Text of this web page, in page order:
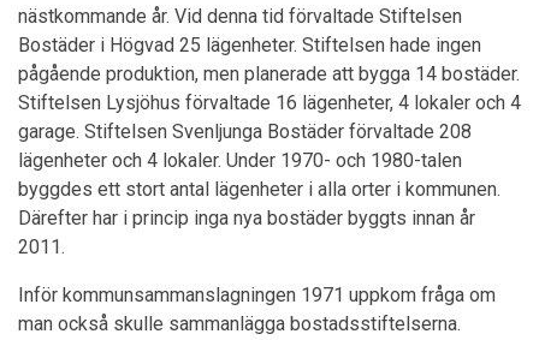
nästkommande år. Vid denna tid förvaltade Stiftelsen
Bostäder i Högvad 25 lägenheter. Stiftelsen hade ingen
pågående produktion, men planerade att bygga 14 bostäder.
Stiftelsen Lysjöhus förvaltade 16 lägenheter, 4 lokaler och 4
garage. Stiftelsen Svenljunga Bostäder förvaltade 208
lägenheter och 4 lokaler. Under 1970- och 1980-talen
byggdes ett stort antal lägenheter i alla orter i kommunen.
Därefter har i princip inga nya bostäder byggts innan år
2011.
Inför kommunsammanslagningen 1971 uppkom fråga om
man också skulle sammanlägga bostadsstiftelserna.